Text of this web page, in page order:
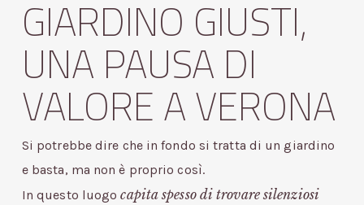
GIARDINO GIUSTI,
UNA PAUSA DI
VALORE A VERONA
Si potrebbe dire che in fondo si tratta di un giardino
e basta, ma non è proprio così.
In questo luogocapita spesso di trovare silenziosi